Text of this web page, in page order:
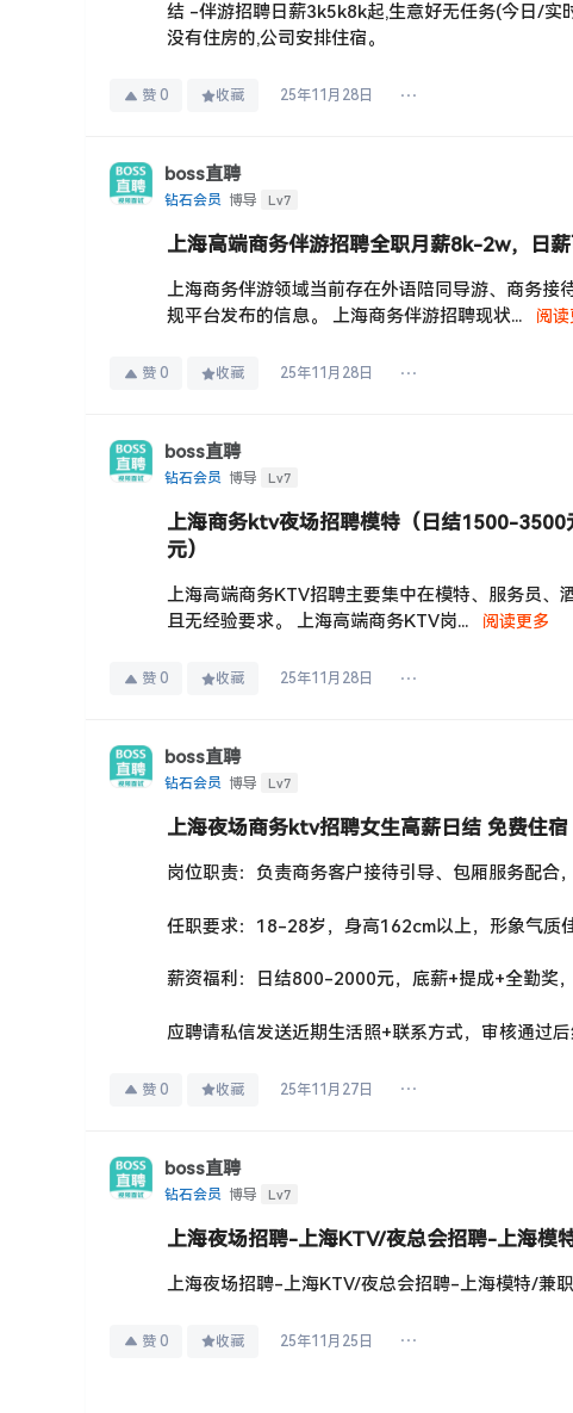
结 -伴游招聘日薪3k5k8k起,生意好无任务(今日/实
没有住房的,公司安排住宿。
赞 0 收藏 25年11月28日
boss直聘
钻石会员 博导 Lv7
上海高端商务伴游招聘全职月薪8k-2w，日
上海商务伴游领域当前存在外语陪同导游、商务
规平台发布的信息。 上海商务伴游招聘现状...
阅读
赞 0 收藏 25年11月28日
boss直聘
钻石会员 博导 Lv7
上海商务ktv夜场招聘模特（日结1500-
元）
上海高端商务KTV招聘主要集中在模特、服务员
且无经验要求。‌ 上海高端商务KTV岗...
阅读更多
赞 0 收藏 25年11月28日
boss直聘
钻石会员 博导 Lv7
上海夜场商务ktv招聘女生高薪日结 免费住
岗位职责：负责商务客户接待引导、包厢服务配合
任职要求：18-28岁，身高162cm以上，形象气质
薪资福利：日结800-2000元，底薪+提成+全勤奖
应聘请私信发送近期生活照+联系方式，审核通过
赞 0 收藏 25年11月27日
boss直聘
钻石会员 博导 Lv7
上海夜场招聘-上海KTV/夜总会招聘-上海模
上海夜场招聘-上海KTV/夜总会招聘-上海模特/兼
赞 0 收藏 25年11月25日